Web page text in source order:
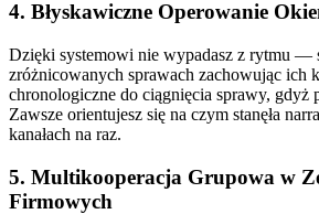
4. Błyskawiczne Operowanie
Dzięki systemowi nie wypadasz z rytmu —
zróżnicowanych sprawach zachowując ich
chronologiczne do ciągnięcia sprawy, gdyż
Zawsze orientujesz się na czym stanęła
kanałach na raz.
5. Multikooperacja Grupowa w
Firmowych